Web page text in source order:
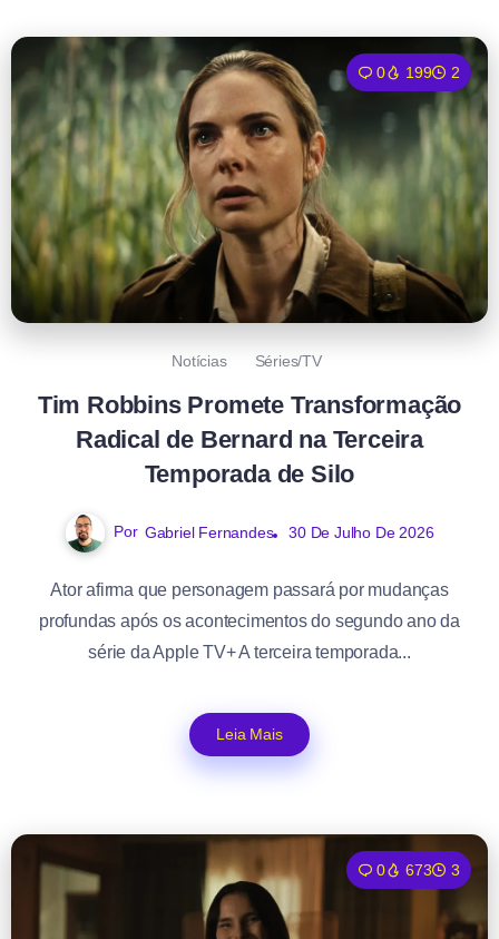
0 199 2
Notícias Séries/TV
Tim Robbins Promete Transformação
Radical de Bernard na Terceira
Temporada de Silo
Por Gabriel Fernandes 30 De Julho De 2026
Ator afirma que personagem passará por mudanças
profundas após os acontecimentos do segundo ano da
série da Apple TV+ A terceira temporada...
Leia Mais
0 673 3